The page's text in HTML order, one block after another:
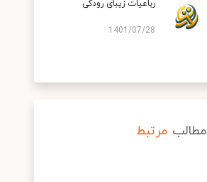
رباعیات زیبای رودکی
1401/07/28
مطالب مرتبط